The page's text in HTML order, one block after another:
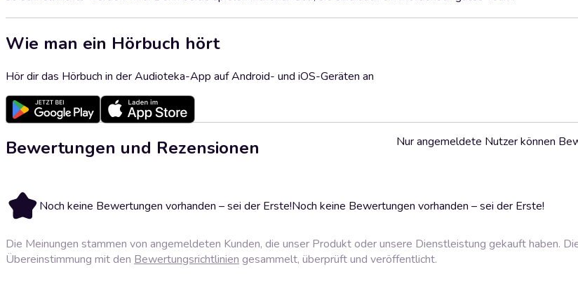
Wie man ein Hörbuch hört
Hör dir das Hörbuch in der Audioteka-App auf Android- und iOS-Geräten an
Bewertungen und Rezensionen
Noch keine Bewertungen vorhanden – sei der Erste!Noch keine Bewertungen vorhanden – sei der Erste!
Nur angemeldete Nutzer können
Die Meinungen stammen von angemeldeten Kunden, die unser Produkt oder unsere Dienstleistung gekauft haben.
Übereinstimmung mit den Bewertungsrichtlinien gesammelt, überprüft und veröffentlicht.